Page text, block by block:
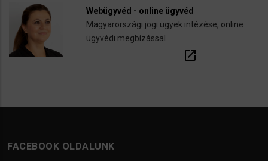
Webügyvéd - online ügyvéd
Magyarországi jogi ügyek intézése, online
ügyvédi megbízással
open_in_new
FACEBOOK OLDALUNK